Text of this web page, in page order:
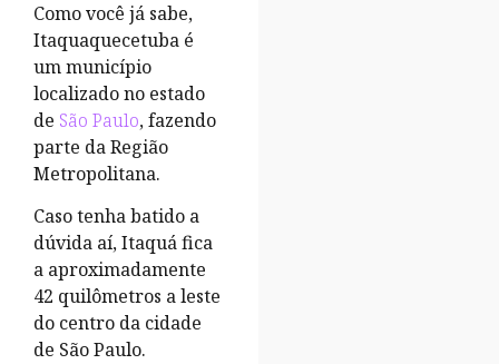
Como você já sabe,
Itaquaquecetuba é
um município
localizado no estado
de São Paulo, fazendo
parte da Região
Metropolitana.
Caso tenha batido a
dúvida aí, Itaquá fica
a aproximadamente
42 quilômetros a leste
do centro da cidade
de São Paulo.